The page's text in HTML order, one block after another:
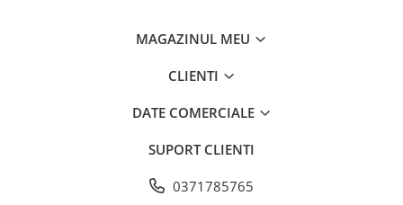
MAGAZINUL MEU
CLIENTI
DATE COMERCIALE
SUPORT CLIENTI
0371785765